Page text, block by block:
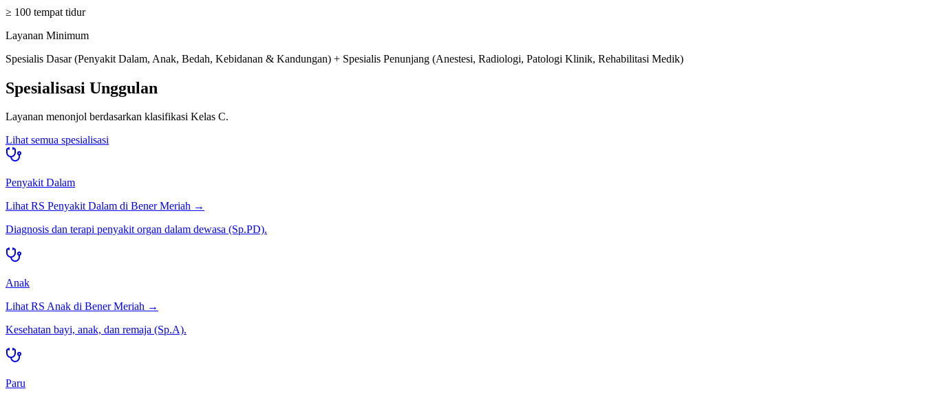
≥ 100 tempat tidur
Layanan Minimum
Spesialis Dasar (Penyakit Dalam, Anak, Bedah, Kebidanan & Kandungan) + Spesialis Penunjang (Anestesi, Radiologi, Patologi Klinik, Rehabilitasi Medik)
Spesialisasi Unggulan
Layanan menonjol berdasarkan klasifikasi Kelas C.
Lihat semua spesialisasi
Penyakit Dalam
Lihat RS Penyakit Dalam di Bener Meriah →
Diagnosis dan terapi penyakit organ dalam dewasa (Sp.PD).
Anak
Lihat RS Anak di Bener Meriah →
Kesehatan bayi, anak, dan remaja (Sp.A).
Paru